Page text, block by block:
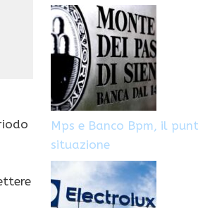
architetti
Mps e Banco Bpm, il
situazione